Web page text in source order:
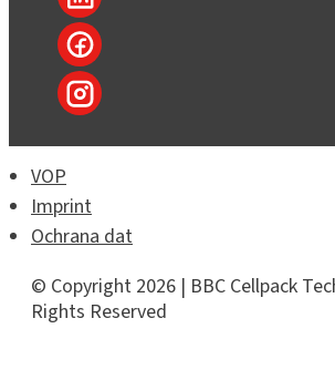
© Copyright 2026 | BBC Cellpack
Rights Reserved
VOP
Imprint
Ochrana dat